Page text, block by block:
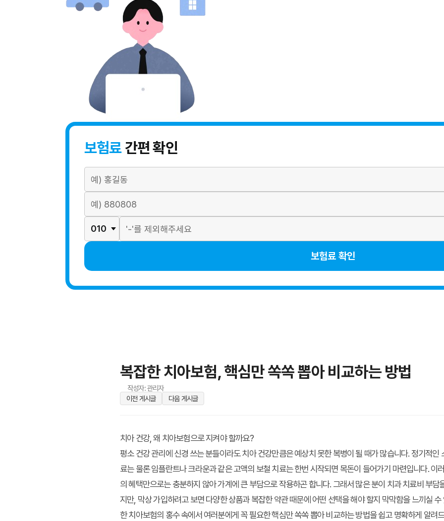
보험료간편 확인
보험료 확인
복잡한 치아보험, 핵심만 쏙쏙 뽑아 비교하는 방법
작성자: 관리자
이전 게시글
다음 게시글
치아 건강, 왜 치아보험으로 지켜야 할까요?
평소 건강 관리에 신경 쓰는 분들이라도 치아 건강만큼은 예상치 못한 복병이 될 때가 많습니다. 정기적인
료는 물론 임플란트나 크라운과 같은 고액의 보철 치료는 한번 시작되면 목돈이 들어가기 마련입니다. 이
의 혜택만으로는 충분하지 않아 가계에 큰 부담으로 작용하곤 합니다. 그래서 많은 분이 치과 치료비 부담
지만, 막상 가입하려고 보면 다양한 상품과 복잡한 약관 때문에 어떤 선택을 해야 할지 막막함을 느끼실
한 치아보험의 홍수 속에서 여러분에게 꼭 필요한핵심만 쏙쏙 뽑아 비교하는 방법을 쉽고 명확하게 알려